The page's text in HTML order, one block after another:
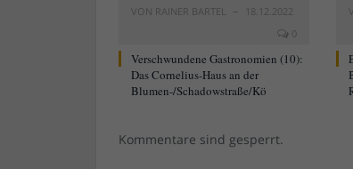
VON RAINER BARTEL
18.12.2022
0
Verschwundene Gastronomien (10):
Das Cornelius-Haus an der
Blumen-/Schadowstraße/Kö
Kommentare sind gesperrt.